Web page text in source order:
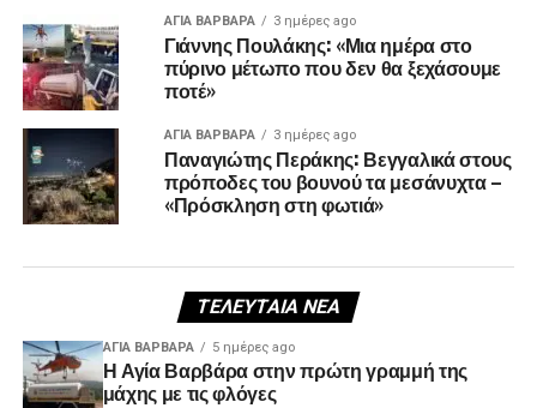
ΑΓΙΑ ΒΑΡΒΑΡΑ 3 ημέρες ago
Γιάννης Πουλάκης: «Μια ημέρα στο
πύρινο μέτωπο που δεν θα ξεχάσουμε
ποτέ»
ΑΓΙΑ ΒΑΡΒΑΡΑ 3 ημέρες ago
Παναγιώτης Περάκης: Βεγγαλικά στους
πρόποδες του βουνού τα μεσάνυχτα –
«Πρόσκληση στη φωτιά»
ΤΕΛΕΥΤΑΊΑ ΝΈΑ
ΑΓΙΑ ΒΑΡΒΑΡΑ 5 ημέρες ago
Η Αγία Βαρβάρα στην πρώτη γραμμή της
μάχης με τις φλόγες